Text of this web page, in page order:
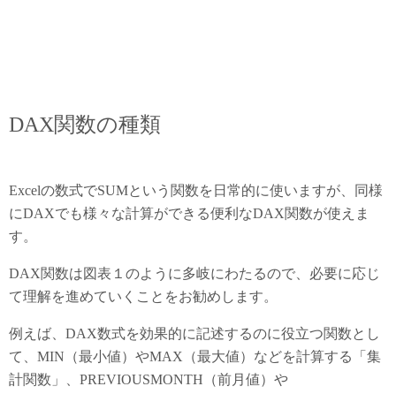
DAX関数の種類
Excelの数式でSUMという関数を日常的に使いますが、同様
にDAXでも様々な計算ができる便利なDAX関数が使えま
す。
DAX関数は図表１のように多岐にわたるので、必要に応じ
て理解を進めていくことをお勧めします。
例えば、DAX数式を効果的に記述するのに役立つ関数とし
て、MIN（最小値）やMAX（最大値）などを計算する「集
計関数」、PREVIOUSMONTH（前月値）や